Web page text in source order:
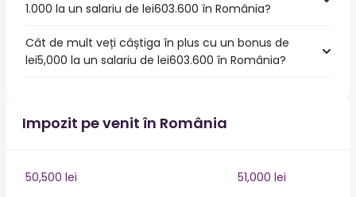
1.000 la un salariu de lei603.600 în România?
Cât de mult veți câștiga în plus cu un bonus de
lei5,000 la un salariu de lei603.600 în România?
Impozit pe venit în România
50,500 lei
51,000 lei